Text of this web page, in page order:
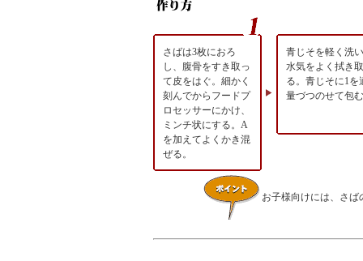
さばは3枚におろ
し、腹骨をすき取っ
て皮をはぐ。細かく
刻んでからフードプ
ロセッサーにかけ、
ミンチ状にする。A
を加えてよくかき混
ぜる。
青じそを軽く洗
水気をよく拭き取
る。青じそに1を
量づつのせて包
お子様向けには、さ